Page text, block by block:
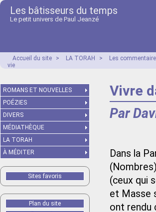
Les bâtisseurs du temps
Le petit univers de Paul Jeanzé
Accueil du site > LA TORAH > Les
vie
Vivre
Par
Dans la
(ceux qui
et Masse
ont rendu
ROMANS ET NOUVELLES
POÉZIES
DIVERS
MÉDIATHÈQUE
LA TORAH
À MÉDITER
Sites favoris
Plan du site